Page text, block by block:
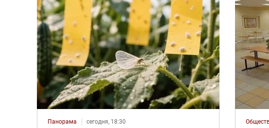
Панорама сегодня, 18:30